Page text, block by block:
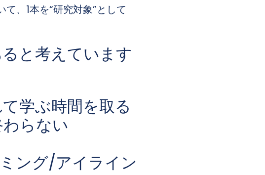
、1本を“研究対象”として
と考えています
学ぶ時間を取る
らない
ング/アイライン